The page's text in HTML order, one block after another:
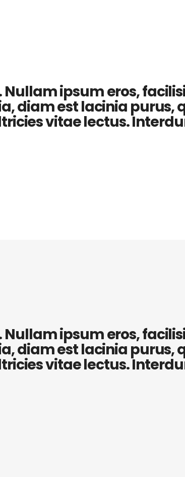
ipsum eros,
diam est lacinia purus,
vitae lectus.
ipsum eros,
diam est lacinia purus,
vitae lectus.